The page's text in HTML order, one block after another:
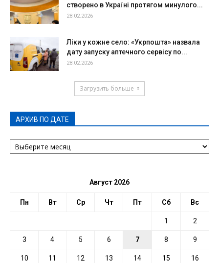
створено в Україні протягом минулого...
28.02.2026
Ліки у кожне село: «Укрпошта» назвала
дату запуску аптечного сервісу по...
28.02.2026
Загрузить больше
АРХИВ ПО ДАТЕ
АРХИВ
ПО
Август 2026
Пн Вт Ср Чт Пт Сб Вс
1 2
3 4 5 6 7 8 9
10 11 12 13 14 15 16